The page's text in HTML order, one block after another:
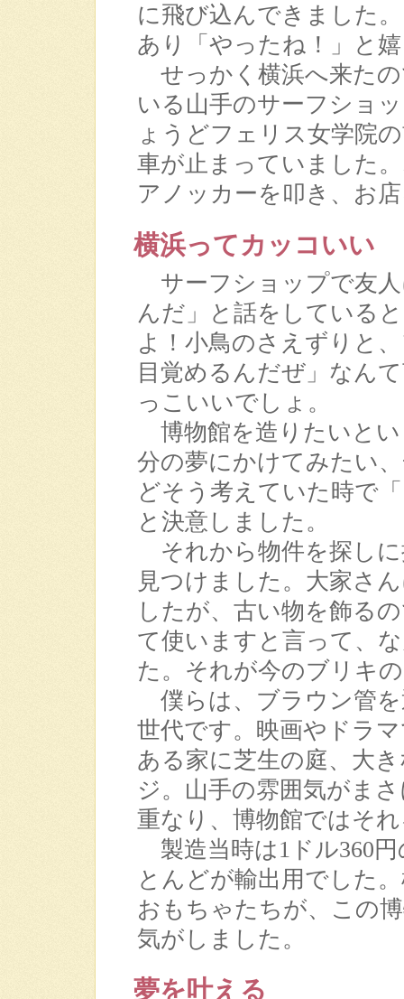
に飛び込んできました
あり「やったね！」と
せっかく横浜へ来た
いる山手のサーフショ
ょうどフェリス女学院
車が止まっていました
アノッカーを叩き、お
横浜ってカッコいい
サーフショップで友
んだ」と話をしている
よ！小鳥のさえずりと
目覚めるんだぜ」なん
っこいいでしょ。
博物館を造りたいと
分の夢にかけてみたい
どそう考えていた時で
と決意しました。
それから物件を探し
見つけました。大家さ
したが、古い物を飾る
て使いますと言って、
た。それが今のブリキ
僕らは、ブラウン管
世代です。映画やドラ
ある家に芝生の庭、大
ジ。山手の雰囲気がま
重なり、博物館ではそ
製造当時は1ドル360
とんどが輸出用でした
おもちゃたちが、この
気がしました。
夢を叶える